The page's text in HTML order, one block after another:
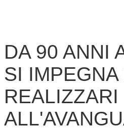
DA 90 ANNI
SI